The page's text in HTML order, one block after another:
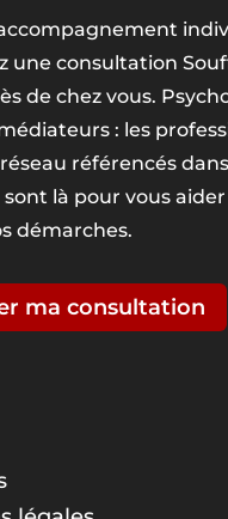
une consultation
de chez vous.
: les
référencés
là pour vous
démarches.
ma consultation